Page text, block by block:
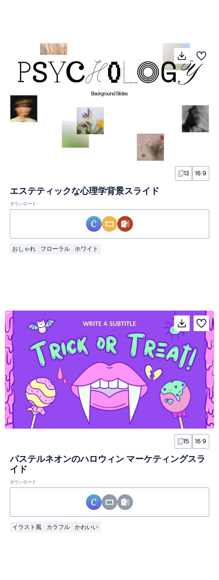
13 16:9
エステティックな心理学背景スライド
ダウンロード
おしゃれ フローラル ホワイト
15 16:9
パステルネオンのハロウィン マーケティングスラ
イド
ダウンロード
イラスト風 カラフル かわいい